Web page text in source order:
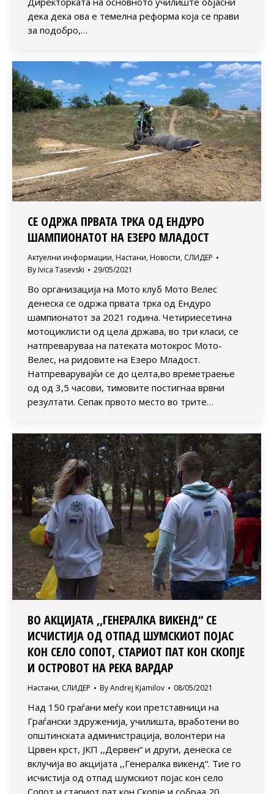
дека дека ова е темелна реформа која се прави
за подобро,…
СЕ ОДРЖА ПРВАТА ТРКА ОД ЕНДУРО
ШАМПИОНАТОТ НА ЕЗЕРО МЛАДОСТ
Актуелни информации, Настани, Новости, СЛИДЕР
By Ivica Tasevski 29/05/2021
Во организација на Мото клуб Мото Велес
денеска се одржа првата трка од Ендуро
шампионатот за 2021 година. Четириесетина
мотоциклисти од цела држава, во три класи, се
натпреваруваа на патеката мотокрос Мото-
Велес, на ридовите на Езеро Младост.
Натпреварувајќи се до целта,во времетраење
од од 3,5 часови, тимовите постигнаа врвни
резултати. Сепак првото место во трите…
ВО АКЦИЈАТА ,,ГЕНЕРАЛКА ВИКЕНД“ СЕ
ИСЧИСТИЈА ОД ОТПАД ШУМСКИОТ ПОЈАС
КОН СЕЛО СОПОТ, СТАРИОТ ПАТ КОН СКОПЈЕ
И ОСТРОВОТ НА РЕКА ВАРДАР
Настани, СЛИДЕР ByAndrej Kjamilov 08/05/2021
Над 150 граѓани меѓу кои претставници на
Граѓански здруженија, училишта, вработени во
општинската администрација, волонтери на
Црвен крст, ЈКП ,,Дервен“ и други, денеска се
вклучија во акцијата ,,Генералка викенд“. Тие го
исчистија од отпад шумскиот појас кон село
Сопот и стариот пат кон Скопје и собраа 20